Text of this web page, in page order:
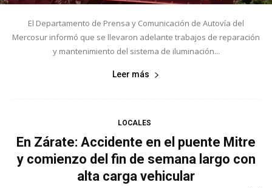
El Departamento de Prensa y Comunicación de Autovía del
Mercosur informó que se llevaron adelante trabajos de reparación
y mantenimiento del sistema de iluminación...
Leer más
LOCALES
En Zárate: Accidente en el puente Mitre
y comienzo del fin de semana largo con
alta carga vehicular